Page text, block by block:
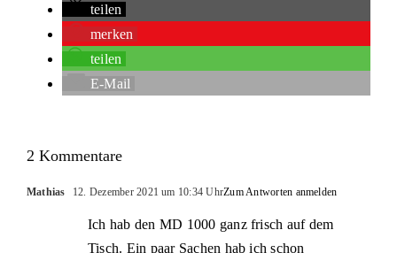
teilen
merken
teilen
E-Mail
2 Kommentare
Mathias 12. Dezember 2021 um 10:34 UhrZum Antworten anmelden
Ich hab den MD 1000 ganz frisch auf dem
Tisch. Ein paar Sachen hab ich schon